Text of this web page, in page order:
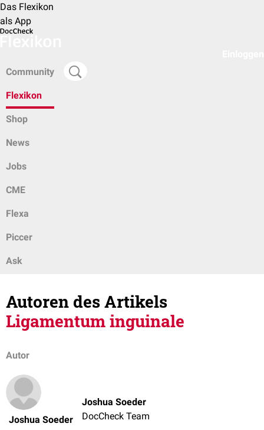
Das Flexikon
als App
Community
Flexikon
Shop
News
Jobs
CME
Flexa
Piccer
Ask
Autoren des Artikels
Ligamentum inguinale
Autor
Joshua Soeder
Joshua Soeder
DocCheck Team